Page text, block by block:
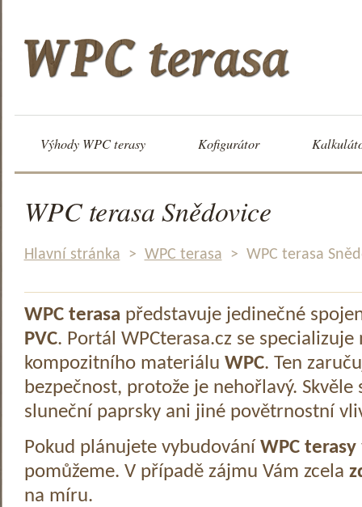
Výhody WPC terasy Kofigurátor
WPC terasa Snědovice
Hlavní stránka > WPC terasa > WPC terasa
WPC terasa představuje jedinečné
PVC. Portál WPCterasa.cz se specializuje
kompozitního materiálu WPC. Ten
bezpečnost, protože je nehořlavý.
sluneční paprsky ani jiné povětrnostní
Pokud plánujete vybudování WPC terasy
pomůžeme. V případě zájmu Vám zcela
na míru.